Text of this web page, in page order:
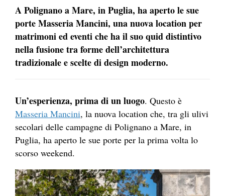
A Polignano a Mare, in Puglia, ha aperto le sue
porte Masseria Mancini, una nuova location per
matrimoni ed eventi che ha il suo quid distintivo
nella fusione tra forme dell’architettura
tradizionale e scelte di design moderno.
Un’esperienza, prima di un luogo. Questo è
Masseria Mancini, la nuova location che, tra gli ulivi
secolari delle campagne di Polignano a Mare, in
Puglia, ha aperto le sue porte per la prima volta lo
scorso weekend.